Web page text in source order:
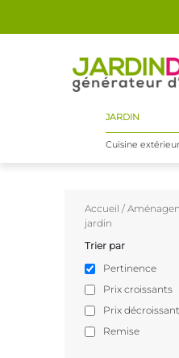
JARDIN
Cuisine
Accueil /
jardin
Trier par
Pertinence
Prix croissants
Prix
Remise